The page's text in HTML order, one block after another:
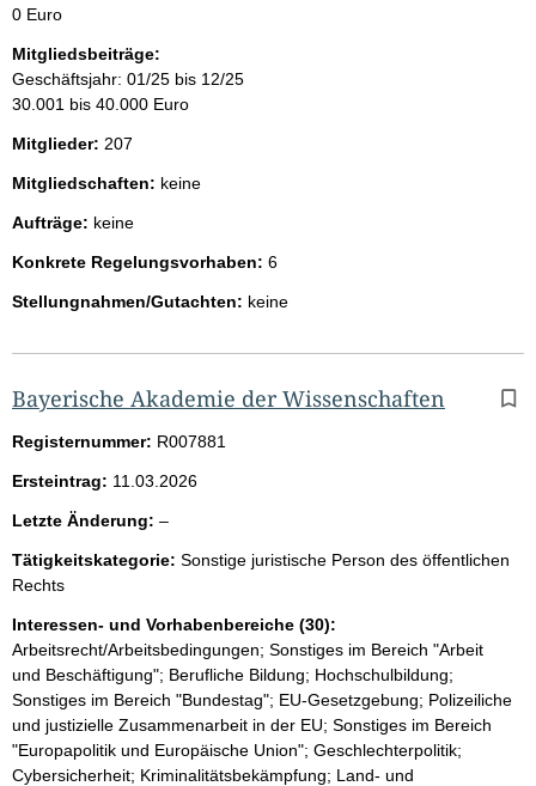
0 Euro
Mitgliedsbeiträge:
Geschäftsjahr: 01/25 bis 12/25
30.001 bis 40.000 Euro
Mitglieder: 207
Mitgliedschaften: keine
Aufträge: keine
Konkrete Regelungsvorhaben: 6
Stellungnahmen/Gutachten: keine
Bayerische Akademie der Wissenschaften
Registernummer: R007881
Ersteintrag: 11.03.2026
Letzte Änderung: –l
e
Tätigkeitskategorie: Sonstige juristische Person des öffentlichen
Rechts
Interessen- und Vorhabenbereiche (30):
Arbeitsrecht/Arbeitsbedingungen; Sonstiges im Bereich "Arbeit
und Beschäftigung"; Berufliche Bildung; Hochschulbildung;
Sonstiges im Bereich "Bundestag"; EU-Gesetzgebung; Polizeiliche
und justizielle Zusammenarbeit in der EU; Sonstiges im Bereich
"Europapolitik und Europäische Union"; Geschlechterpolitik;
Cybersicherheit; Kriminalitätsbekämpfung; Land- und